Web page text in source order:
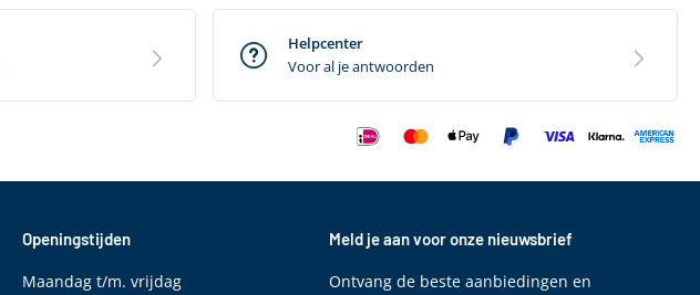
Helpcenter
Voor al je antwoorden
Openingstijden
Maandag t/m. vrijdag
Meld je aan voor onze nieuwsbrief
Ontvang de beste aanbiedingen en